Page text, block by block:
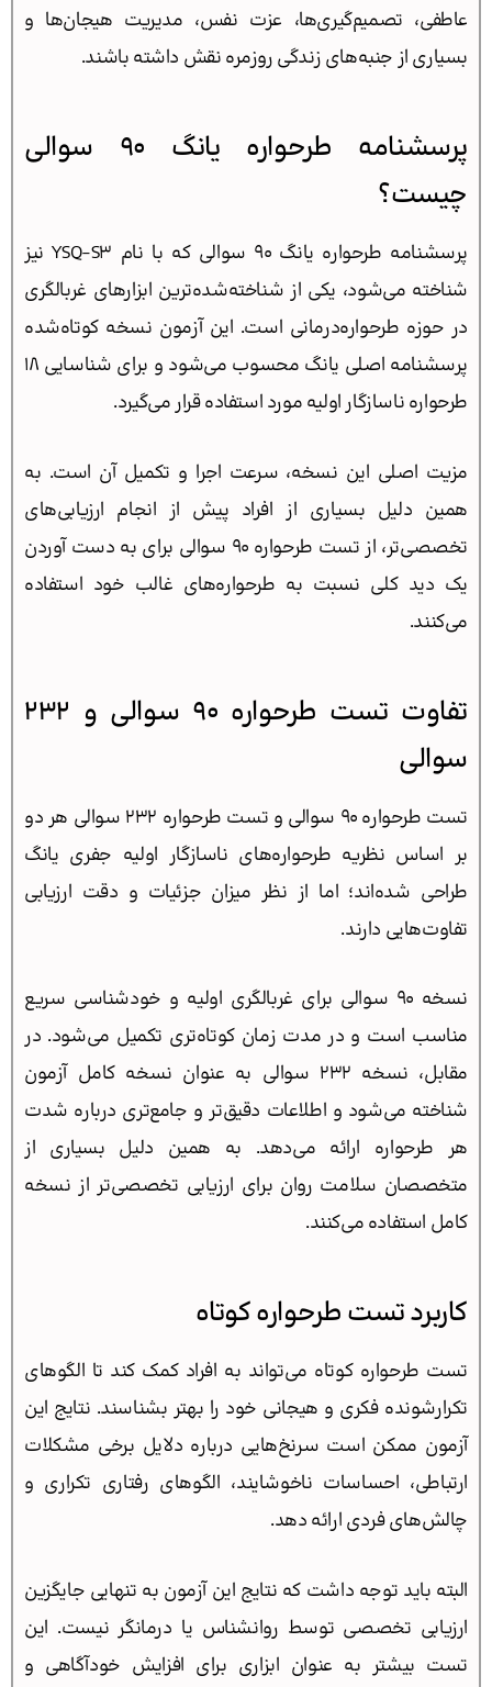
عاطفی، تصمیم‌گیری‌ها، عزت نفس، مدیریت هیجان‌ها و
بسیاری از جنبه‌های زندگی روزمره نقش داشته باشند.
پرسشنامه طرحواره یانگ 90 سوالی
چیست؟
پرسشنامه طرحواره یانگ 90 سوالی که با نام YSQ-S3 نیز
شناخته می‌شود، یکی از شناخته‌شده‌ترین ابزارهای غربالگری
در حوزه طرحواره‌درمانی است. این آزمون نسخه کوتاه‌شده
پرسشنامه اصلی یانگ محسوب می‌شود و برای شناسایی 18
طرحواره ناسازگار اولیه مورد استفاده قرار می‌گیرد.
مزیت اصلی این نسخه، سرعت اجرا و تکمیل آن است. به
همین دلیل بسیاری از افراد پیش از انجام ارزیابی‌های
تخصصی‌تر، از تست طرحواره 90 سوالی برای به دست آوردن
یک دید کلی نسبت به طرحواره‌های غالب خود استفاده
می‌کنند.
تفاوت تست طرحواره 90 سوالی و 232
سوالی
تست طرحواره 90 سوالی و تست طرحواره 232 سوالی هر دو
بر اساس نظریه طرحواره‌های ناسازگار اولیه جفری یانگ
طراحی شده‌اند؛ اما از نظر میزان جزئیات و دقت ارزیابی
تفاوت‌هایی دارند.
نسخه 90 سوالی برای غربالگری اولیه و خودشناسی سریع
مناسب است و در مدت زمان کوتاه‌تری تکمیل می‌شود. در
مقابل، نسخه 232 سوالی به عنوان نسخه کامل آزمون
شناخته می‌شود و اطلاعات دقیق‌تر و جامع‌تری درباره شدت
هر طرحواره ارائه می‌دهد. به همین دلیل بسیاری از
متخصصان سلامت روان برای ارزیابی تخصصی‌تر از نسخه
کامل استفاده می‌کنند.
کاربرد تست طرحواره کوتاه
تست طرحواره کوتاه می‌تواند به افراد کمک کند تا الگوهای
تکرارشونده فکری و هیجانی خود را بهتر بشناسند. نتایج این
آزمون ممکن است سرنخ‌هایی درباره دلایل برخی مشکلات
ارتباطی، احساسات ناخوشایند، الگوهای رفتاری تکراری و
چالش‌های فردی ارائه دهد.
البته باید توجه داشت که نتایج این آزمون به تنهایی جایگزین
ارزیابی تخصصی توسط روانشناس یا درمانگر نیست. این
تست بیشتر به عنوان ابزاری برای افزایش خودآگاهی و